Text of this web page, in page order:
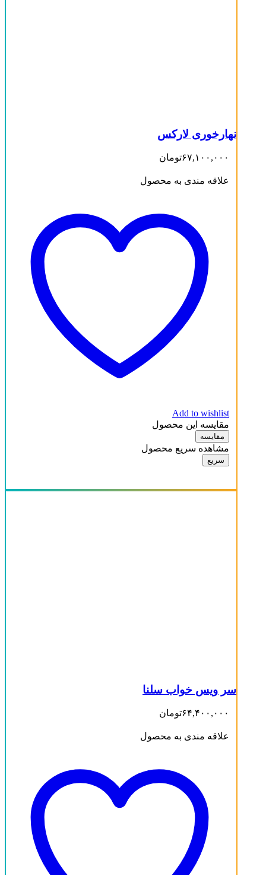
نهارخوری لارکس
۶۷,۱۰۰,۰۰۰تومان
علاقه مندی به محصول
Add to wishlist
مقایسه این محصول
مقایسه
مشاهده سریع محصول
سریع
سر ویس خواب سلنا
۶۴,۴۰۰,۰۰۰تومان
علاقه مندی به محصول